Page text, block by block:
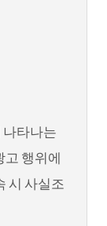
타나는
고 행위에
시 사실조